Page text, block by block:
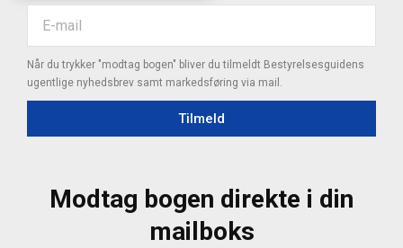
Når du trykker "modtag bogen" bliver du tilmeldt Bestyrelsesguidens
ugentlige nyhedsbrev samt markedsføring via mail.
Tilmeld
Modtag bogen direkte i din
mailboks